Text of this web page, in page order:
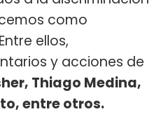
como
ellos,
y acciones de
Thiago Medina,
entre otros.